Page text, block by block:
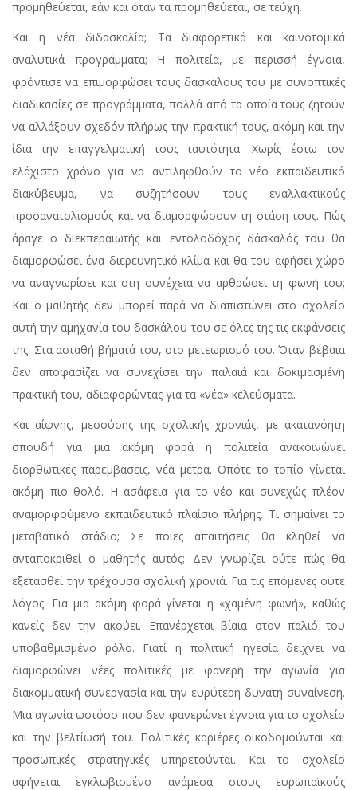
προμηθεύεται, εάν και όταν τα προμηθεύεται, σε τεύχη.
Και η νέα διδασκαλία; Τα διαφορετικά και καινοτομικά
αναλυτικά προγράμματα; Η πολιτεία, με περισσή έγνοια,
φρόντισε να επιμορφώσει τους δασκάλους του με συνοπτικές
διαδικασίες σε προγράμματα, πολλά από τα οποία τους ζητούν
να αλλάξουν σχεδόν πλήρως την πρακτική τους, ακόμη και την
ίδια την επαγγελματική τους ταυτότητα. Χωρίς έστω τον
ελάχιστο χρόνο για να αντιληφθούν το νέο εκπαιδευτικό
διακύβευμα, να συζητήσουν τους εναλλακτικούς
προσανατολισμούς και να διαμορφώσουν τη στάση τους. Πώς
άραγε ο διεκπεραιωτής και εντολοδόχος δάσκαλός του θα
διαμορφώσει ένα διερευνητικό κλίμα και θα του αφήσει χώρο
να αναγνωρίσει και στη συνέχεια να αρθρώσει τη φωνή του;
Και ο μαθητής δεν μπορεί παρά να διαπιστώνει στο σχολείο
αυτή την αμηχανία του δασκάλου του σε όλες της τις εκφάνσεις
της. Στα ασταθή βήματά του, στο μετεωρισμό του. Όταν βέβαια
δεν αποφασίζει να συνεχίσει την παλαιά και δοκιμασμένη
πρακτική του, αδιαφορώντας για τα «νέα» κελεύσματα.
Και αίφνης, μεσούσης της σχολικής χρονιάς, με ακατανόητη
σπουδή για μια ακόμη φορά η πολιτεία ανακοινώνει
διορθωτικές παρεμβάσεις, νέα μέτρα. Οπότε το τοπίο γίνεται
ακόμη πιο θολό. Η ασάφεια για το νέο και συνεχώς πλέον
αναμορφούμενο εκπαιδευτικό πλαίσιο πλήρης. Τι σημαίνει το
μεταβατικό στάδιο; Σε ποιες απαιτήσεις θα κληθεί να
ανταποκριθεί ο μαθητής αυτός; Δεν γνωρίζει ούτε πώς θα
εξετασθεί την τρέχουσα σχολική χρονιά. Για τις επόμενες ούτε
λόγος. Για μια ακόμη φορά γίνεται η «χαμένη φωνή», καθώς
κανείς δεν την ακούει. Επανέρχεται βίαια στον παλιό του
υποβαθμισμένο ρόλο. Γιατί η πολιτική ηγεσία δείχνει να
διαμορφώνει νέες πολιτικές με φανερή την αγωνία για
διακομματική συνεργασία και την ευρύτερη δυνατή συναίνεση.
Μια αγωνία ωστόσο που δεν φανερώνει έγνοια για το σχολείο
και την βελτίωσή του. Πολιτικές καριέρες οικοδομούνται και
προσωπικές στρατηγικές υπηρετούνται. Και το σχολείο
αφήνεται εγκλωβισμένο ανάμεσα στους ευρωπαϊκούς